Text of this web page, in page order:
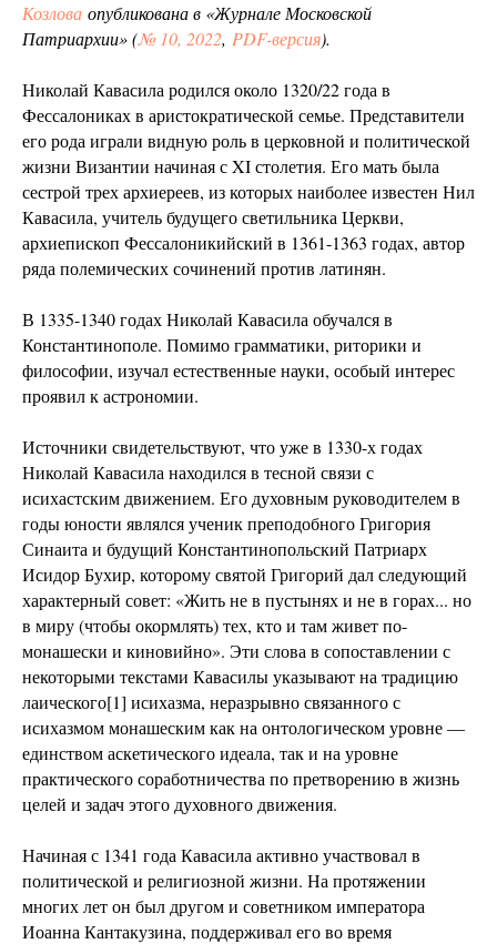
Козлова опубликована в «Журнале Московской
Патриархии» (№ 10, 2022, PDF-версия).
Николай Кавасила родился около 1320/22 года в
Фессалониках в аристократической семье. Представители
его рода играли видную роль в церковной и политической
жизни Византии начиная с XI столетия. Его мать была
сестрой трех архиереев, из которых наиболее известен Нил
Кавасила, учитель будущего светильника Церкви,
архиепископ Фессалоникийский в 1361-1363 годах, автор
ряда полемических сочинений против латинян.
В 1335-1340 годах Николай Кавасила обучался в
Константинополе. Помимо грамматики, риторики и
философии, изучал естественные науки, особый интерес
проявил к астрономии.
Источники свидетельствуют, что уже в 1330-х годах
Николай Кавасила находился в тесной связи с
исихастским движением. Его духовным руководителем в
годы юности являлся ученик преподобного Григория
Синаита и будущий Константинопольский Патриарх
Исидор Бухир, которому святой Григорий дал следующий
характерный совет: «Жить не в пустынях и не в горах... но
в миру (чтобы окормлять) тех, кто и там живет по-
монашески и киновийно». Эти слова в сопоставлении с
некоторыми текстами Кавасилы указывают на традицию
лаического[1] исихазма, неразрывно связанного с
исихазмом монашеским как на онтологическом уровне —
единством аскетического идеала, так и на уровне
практического соработничества по претворению в жизнь
целей и задач этого духовного движения.
Начиная с 1341 года Кавасила активно участвовал в
политической и религиозной жизни. На протяжении
многих лет он был другом и советником императора
Иоанна Кантакузина, поддерживал его во время